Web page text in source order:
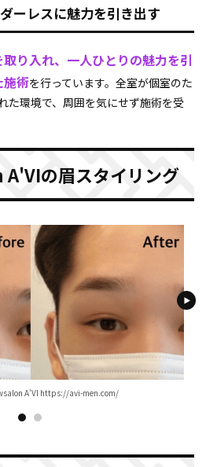
ーレスに魅力を引き出す
り入れ、一人ひとりの魅力を引
施術を行っています。全室が個室のた
た環境で、周囲を気にせず施術を受
の眉スタイリング
A'VI https://avi-men.com/